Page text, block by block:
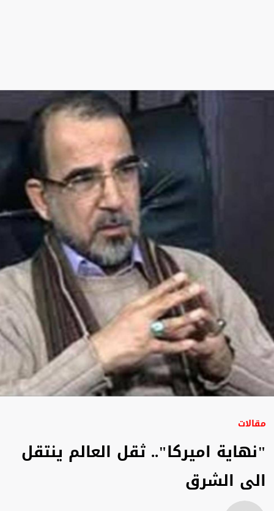
مقالات
"نهاية اميركا".. ثقل العالم ينتقل
الى الشرق